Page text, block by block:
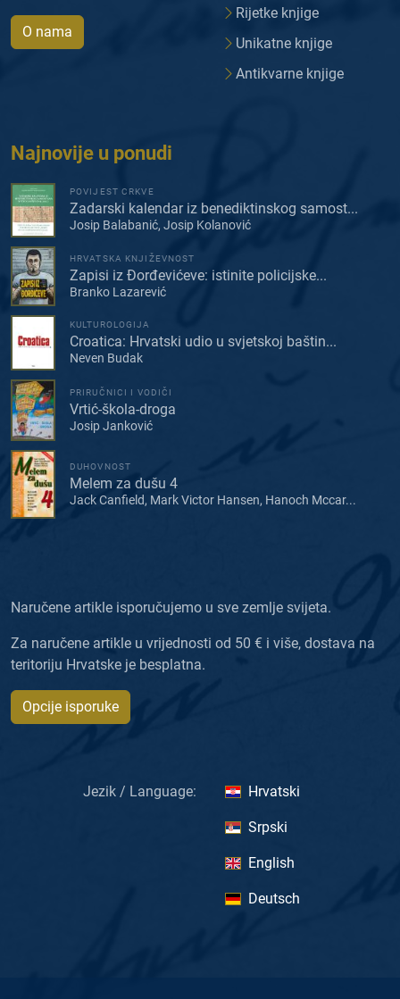
O nama
Rijetke knjige
Unikatne knjige
Antikvarne knjige
Najnovije u ponudi
POVIJEST CRKVE
Zadarski kalendar iz benediktinskog samost...
Josip Balabanić, Josip Kolanović
HRVATSKA KNJIŽEVNOST
Zapisi iz Đorđevićeve: istinite policijske...
Branko Lazarević
KULTUROLOGIJA
Croatica: Hrvatski udio u svjetskoj baštin...
Neven Budak
PRIRUČNICI I VODIČI
Vrtić-škola-droga
Josip Janković
DUHOVNOST
Melem za dušu 4
Jack Canfield, Mark Victor Hansen, Hanoch Mccar...
Naručene artikle isporučujemo u sve zemlje svijeta.
Za naručene artikle u vrijednosti od 50 € i više, dostava na
teritoriju Hrvatske je besplatna.
Opcije isporuke
Jezik / Language: Hrvatski
Srpski
English
Deutsch